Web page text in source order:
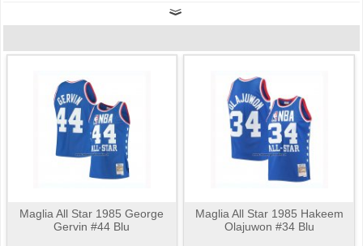
Maglia All Star 1985 George
Gervin #44 Blu
Maglia All Star 1985 Hakeem
Olajuwon #34 Blu